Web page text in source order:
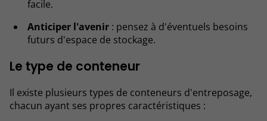
facile.
Anticiper l'avenir: pensez à d'éventuels besoins
futurs d'espace de stockage.
Le type de conteneur
Il existe plusieurs types de conteneurs d'entreposage,
chacun ayant ses propres caractéristiques :